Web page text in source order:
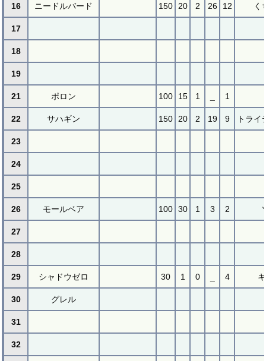
16 ニードルバード 150 20 2 26 12 く
17
18
19
21 ポロン 100 15 1 1
22 サハギン 150 20 2 19 9 トライ
23
24
25
26 モールベア 100 30 1 3 2
27
28
29 シャドウゼロ 30 1 0 4
30 グレル
31
32